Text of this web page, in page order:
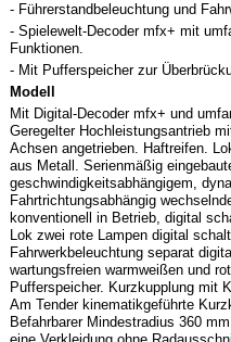
- Führerstandbeleuchtung und
- Spielewelt-Decoder mfx+ mit
Funktionen.
- Mit Pufferspeicher zur
Modell
Mit Digital-Decoder mfx+ und
Geregelter Hochleistungsantrieb
Achsen angetrieben. Haftreifen.
aus Metall. Serienmäßig
geschwindigkeitsabhängigem,
Fahrtrichtungsabhängig
konventionell in Betrieb, digital
Lok zwei rote Lampen digital
Fahrwerkbeleuchtung separat
wartungsfreien warmweißen und
Pufferspeicher. Kurzkupplung mit
Am Tender kinematikgeführte
Befahrbarer Mindestradius 360